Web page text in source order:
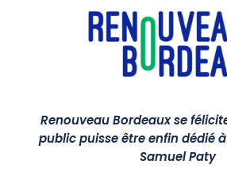
Renouveau Bordeaux se
public puisse être enfin dédié
Samuel Paty